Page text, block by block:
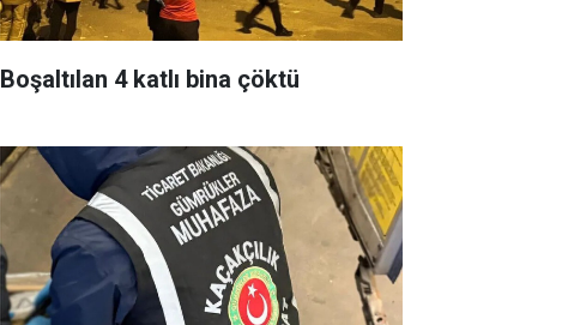
Boşaltılan 4 katlı bina çöktü